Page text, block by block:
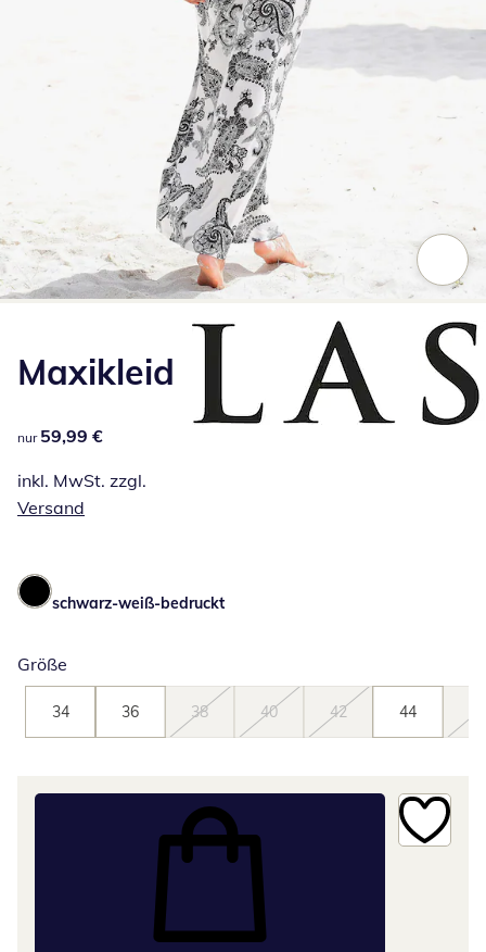
Maxikleid
59,99 €
nur 59,99 €
inkl. MwSt. zzgl.
Versand
schwarz-weiß-bedruckt
Größe
34 36 38 40 42 44